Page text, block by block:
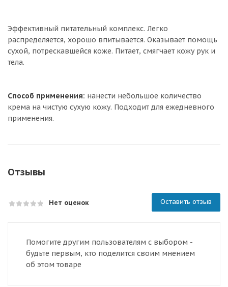
Эффективный питательный комплекс. Легко
распределяется, хорошо впитывается. Оказывает помощь
сухой, потрескавшейся коже. Питает, смягчает кожу рук и
тела.
Способ применения: нанести небольшое количество
крема на чистую сухую кожу. Подходит для ежедневного
применения.
Отзывы
Нет оценок Оставить отзыв
Помогите другим пользователям с выбором -
будьте первым, кто поделится своим мнением
об этом товаре